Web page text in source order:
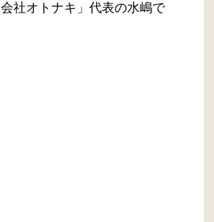
社オトナキ」代表の水嶋で